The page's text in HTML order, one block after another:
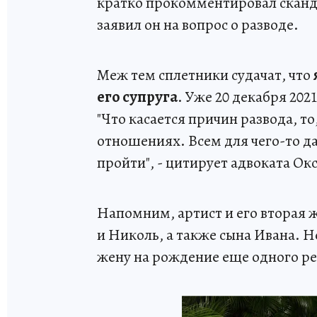
заявил он на вопрос о разводе.
Меж тем сплетники судачат, что
его супруга. Уже 20 декабря
"Что касается причин развода,
отношениях. Всем для чего-то
пройти", - цитирует адвоката
Напомним, артист и его вторая
и Николь, а также сына Ивана.
жену на рождение еще одного